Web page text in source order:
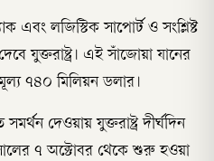
এবং লজিস্টিক সাপোর্ট ও সংশ্লিষ্ট
যুক্তরাষ্ট্র। এই সাঁজোয়া যানের
৭৪০ মিলিয়ন ডলার।
দেওয়ায় যুক্তরাষ্ট্র দীর্ঘদিন
৭ অক্টোবর থেকে শুরু হওয়া